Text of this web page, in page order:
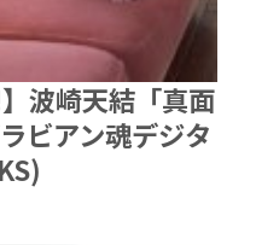
波崎天結「真面
ビアン魂デジタ